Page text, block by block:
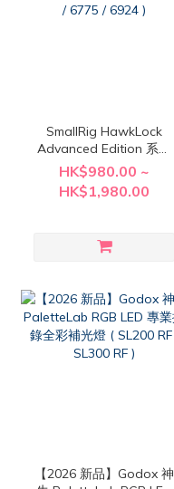
SmallRig HawkLock
Advanced Edition 系列
相機套籠 - Sony FX5 專用
( 6774 / 6775 / 6924 )
HK$980.00 ~
HK$1,980.00
【2026 新品】Godox 神